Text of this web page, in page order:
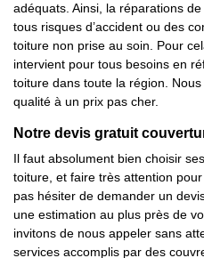
adéquats. Ainsi, la réparations
tous risques d’accident ou des
toiture non prise au soin. Pour
intervient pour tous besoins en
toiture dans toute la région.
qualité à un prix pas cher.
Notre devis gratuit
Il faut absolument bien choisir
toiture, et faire très attention
pas hésiter de demander un
une estimation au plus près de
invitons de nous appeler sans
services accomplis par des